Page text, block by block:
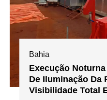
Bahia
Execução
De Iluminação Da
Visibilidade Total